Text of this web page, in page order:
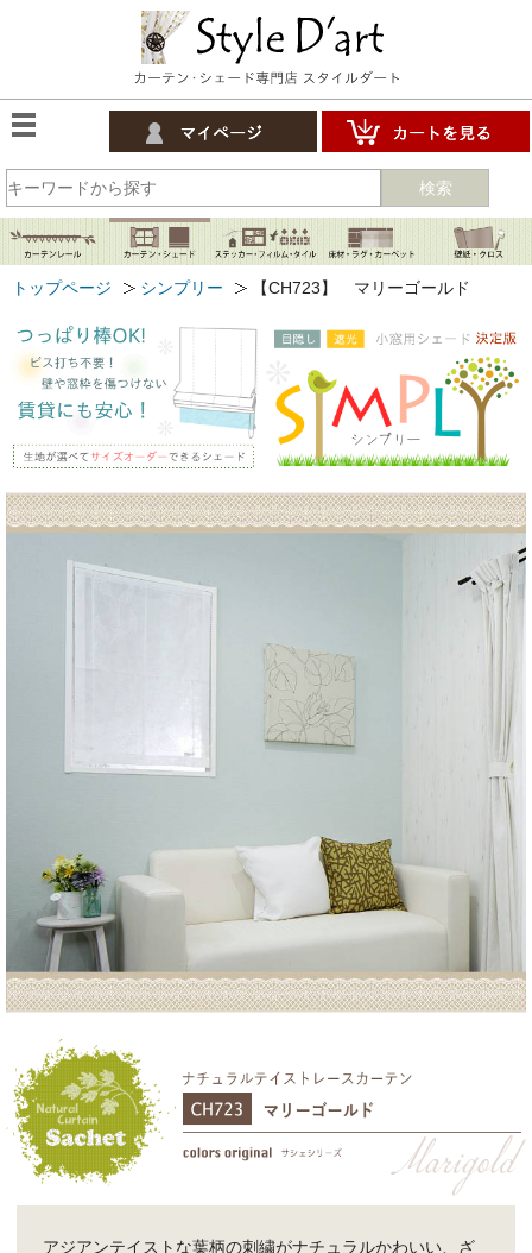
検索
トップページ シンプリー 【CH723】 マリーゴールド
アジアンテイストな葉柄の刺繍がナチュラルかわいい、ざ